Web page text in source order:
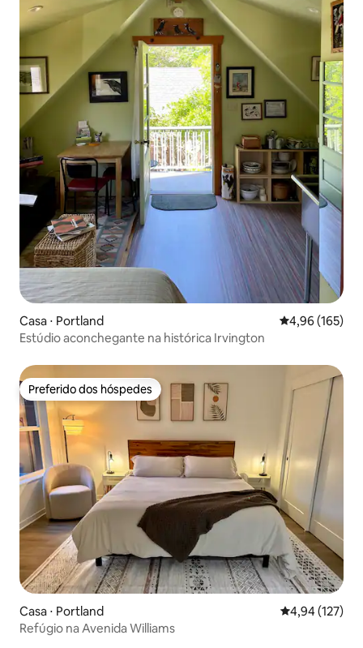
Casa ⋅ Portland 4,96 de uma
4,96 (165)
Estúdio aconchegante na histórica Irvington
Preferido dos hóspedes
Preferido dos hóspedes
Casa ⋅ Portland 4,94 de uma
4,94 (127)
Refúgio na Avenida Williams